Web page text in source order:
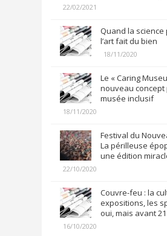
22/02/2021
Quand la
l’art fait du bien
18/11/2020
Le « Caring
nouveau concept
musée inclusif
18/11/2020
Festival du
La périlleuse
une édition
22/10/2020
Couvre-feu : la
expositions, les
oui, mais avant
16/10/2020